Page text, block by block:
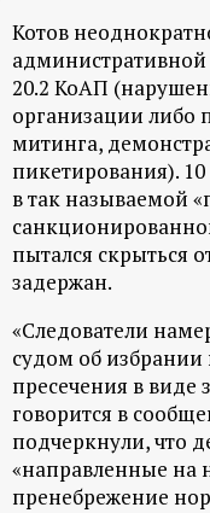
ц
и
о
н
н
ы
й
п
о
Котов
административной
20.2 КоАП
организации либо
митинга,
пикетирования).
в так называемой
пытался скрыться
задержан.
«Следователи
судом об
пресечения в виде
говорится в
подчеркнули, что
«направленные на
пренебрежение